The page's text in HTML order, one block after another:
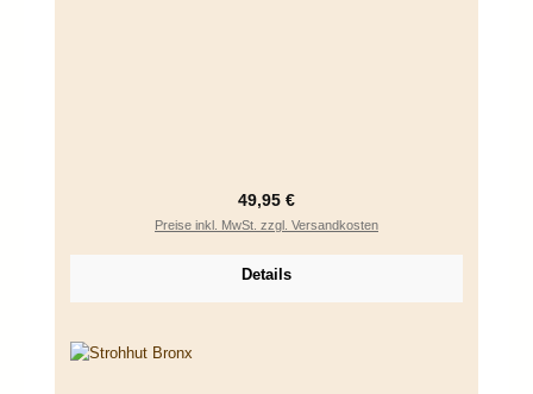
Regulärer Preis:
49,95 €
Preise inkl. MwSt. zzgl. Versandkosten
Details